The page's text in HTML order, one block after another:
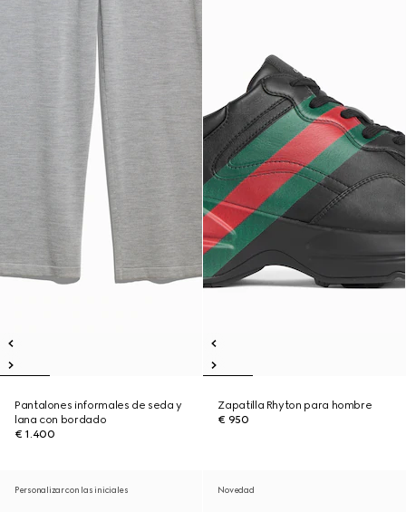
Pantalones informales de seda y
lana con bordado
€ 1.400
Zapatilla Rhyton para hombre
€ 950
Personalizar con las iniciales Novedad